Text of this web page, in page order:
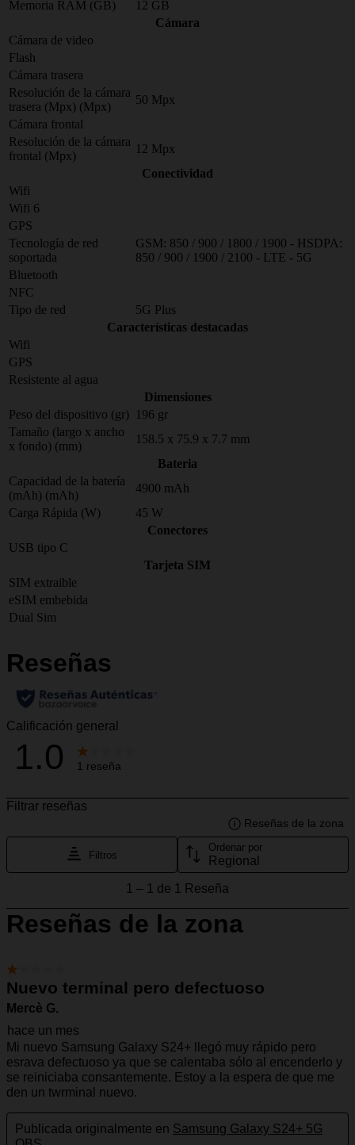
Memoria RAM (GB)
12 GB
Cámara
Cámara de video
Flash
Cámara trasera
Resolución de la cámara
trasera (Mpx) (Mpx)
50 Mpx
Cámara frontal
Resolución de la cámara
frontal (Mpx)
12 Mpx
Conectividad
Wifi
Wifi 6
GPS
Tecnología de red
soportada
GSM: 850 / 900 / 1800 / 1900 - HSDPA:
850 / 900 / 1900 / 2100 - LTE - 5G
Bluetooth
NFC
Tipo de red
5G Plus
Características destacadas
Wifi
GPS
Resistente al agua
Dimensiones
Peso del dispositivo (gr)
196 gr
Tamaño (largo x ancho
x fondo) (mm)
158.5 x 75.9 x 7.7 mm
Bateria
Capacidad de la batería
(mAh) (mAh)
4900 mAh
Carga Rápida (W)
45 W
Conectores
USB tipo C
Tarjeta SIM
SIM extraible
eSIM embebida
Dual Sim